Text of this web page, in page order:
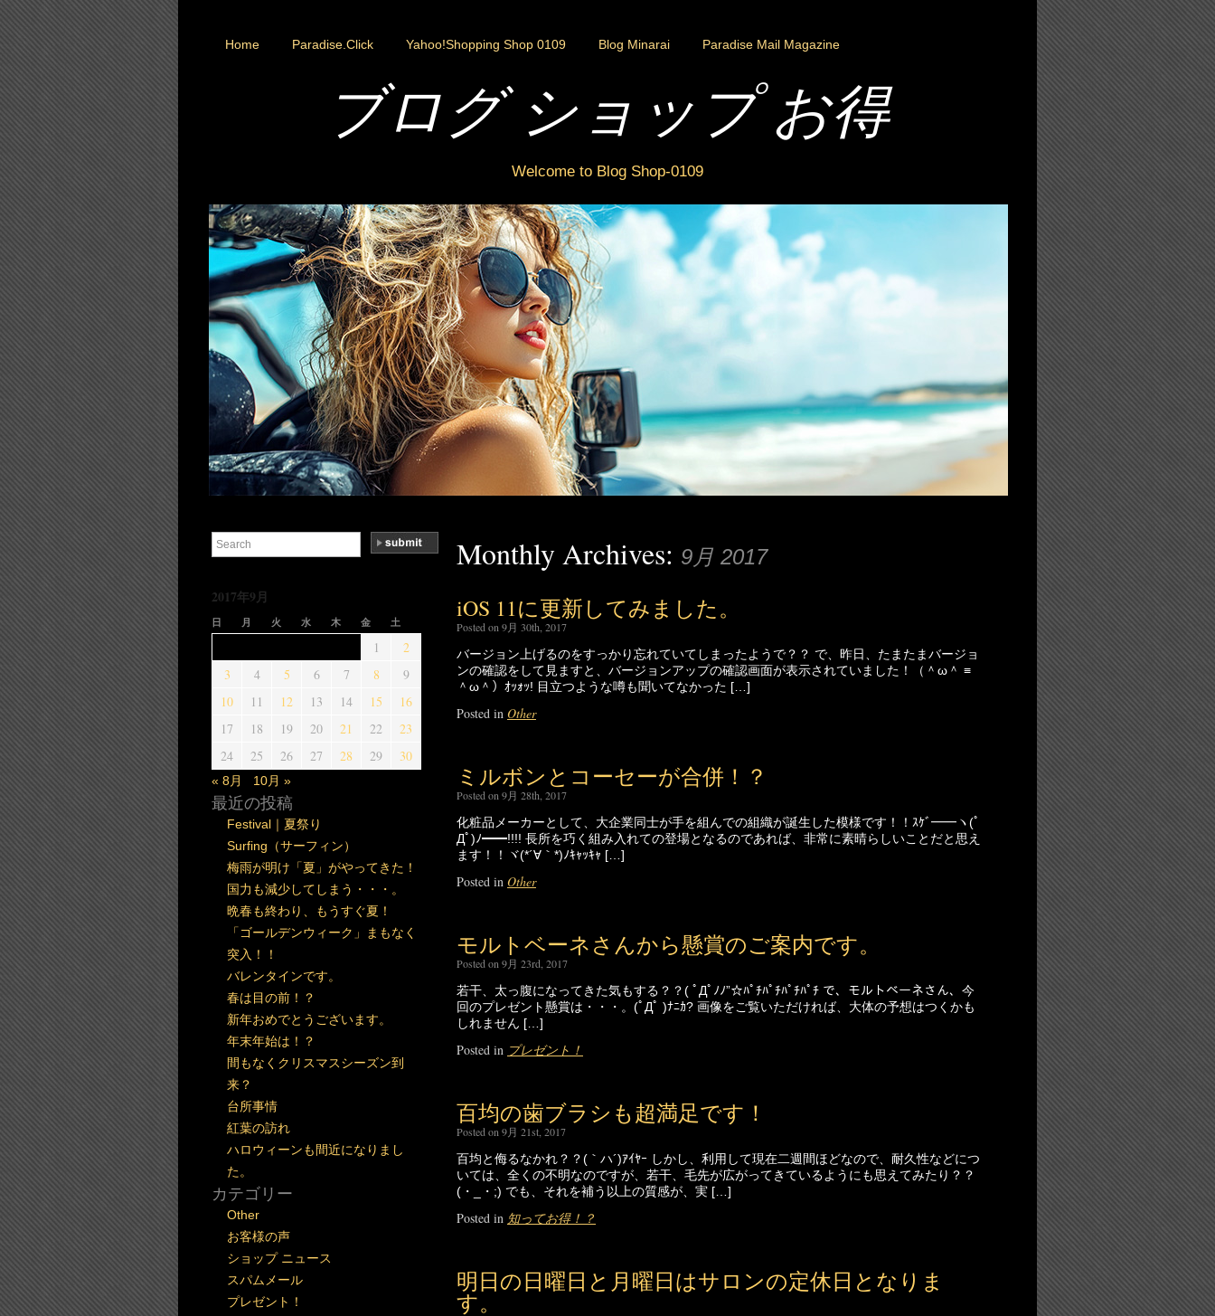
Home Paradise.Click Yahoo!Shopping Shop 0109 Blog Minarai Paradise Mail Magazine
ブログ ショップ お得
Welcome to Blog Shop-0109
Monthly Archives: 9月 2017
iOS 11に更新してみました。
Posted on 9月 30th, 2017
バージョン上げるのをすっかり忘れていてしまったようで？？ で、昨日、たまたまバージョ
ンの確認をして見ますと、バージョンアップの確認画面が表示されていました！（＾ω＾ ≡
＾ω＾）ｵｯｫｯ! 目立つような噂も聞いてなかった […]
Posted in Other
ミルボンとコーセーが合併！？
Posted on 9月 28th, 2017
化粧品メーカーとして、大企業同士が手を組んでの組織が誕生した模様です！！ｽｹﾞ━━ヽ(ﾟ
Дﾟ)ﾉ━━!!!! 長所を巧く組み入れての登場となるのであれば、非常に素晴らしいことだと思え
ます！！ヾ(*´∀｀*)ﾉｷｬｯｷｬ […]
Posted in Other
モルトベーネさんから懸賞のご案内です。
Posted on 9月 23rd, 2017
若干、太っ腹になってきた気もする？？( ﾟДﾟﾉﾉ”☆ﾊﾟﾁﾊﾟﾁﾊﾟﾁﾊﾟﾁ で、モルトベーネさん、今
回のプレゼント懸賞は・・・。(ﾟДﾟ )ﾅﾆｶ? 画像をご覧いただければ、大体の予想はつくかも
しれません […]
Posted in プレゼント！
百均の歯ブラシも超満足です！
Posted on 9月 21st, 2017
百均と侮るなかれ？？(｀ハ´)ｱｲﾔｰ しかし、利用して現在二週間ほどなので、耐久性などにつ
いては、全くの不明なのですが、若干、毛先が広がってきているようにも思えてみたり？？
(・_・;) でも、それを補う以上の質感が、実 […]
Posted in 知ってお得！？
明日の日曜日と月曜日はサロンの定休日となりま
す。
2017年9月
日 月 火 水 木 金 土
1
2
3
4 5 6 7 8
9
10
11 12 13 14 15
16
17
18 19 20 21 22
23
24
25 26 27 28 29 30
« 8月 10月 »
最近の投稿
Festival｜夏祭り
Surfing（サーフィン）
梅雨が明け「夏」がやってきた！
国力も減少してしまう・・・。
晩春も終わり、もうすぐ夏！
「ゴールデンウィーク」まもなく
突入！！
バレンタインです。
春は目の前！？
新年おめでとうございます。
年末年始は！？
間もなくクリスマスシーズン到
来？
台所事情
紅葉の訪れ
ハロウィーンも間近になりまし
た。
カテゴリー
Other
お客様の声
ショップ ニュース
スパムメール
プレゼント！